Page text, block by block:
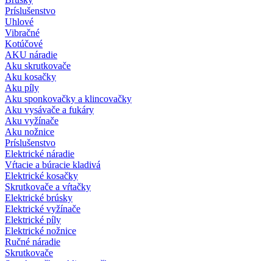
Príslušenstvo
Uhlové
Vibračné
Kotúčové
AKU náradie
Aku skrutkovače
Aku kosačky
Aku píly
Aku sponkovačky a klincovačky
Aku vysávače a fukáry
Aku vyžínače
Aku nožnice
Príslušenstvo
Elektrické náradie
Vŕtacie a búracie kladivá
Elektrické kosačky
Skrutkovače a vŕtačky
Elektrické brúsky
Elektrické vyžínače
Elektrické píly
Elektrické nožnice
Ručné náradie
Skrutkovače